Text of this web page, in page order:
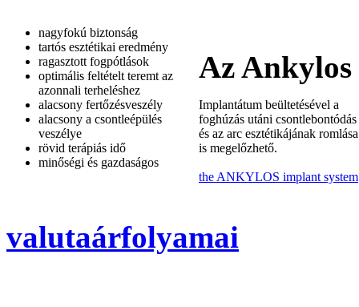
Az
nagyfokú biztonság
tartós esztétikai eredmény
ragasztott fogpótlások
optimális feltételt teremt az
azonnali terheléshez
alacsony fertőzésveszély
alacsony a csontleépülés
veszélye
rövid terápiás idő
minőségi és gazdaságos
Implantátum beültetésével a
foghúzás utáni csontlebontódás
és az arc esztétikájának romlása
is megelőzhető.
the ANKYLOS implant system
valutaárfolyamai